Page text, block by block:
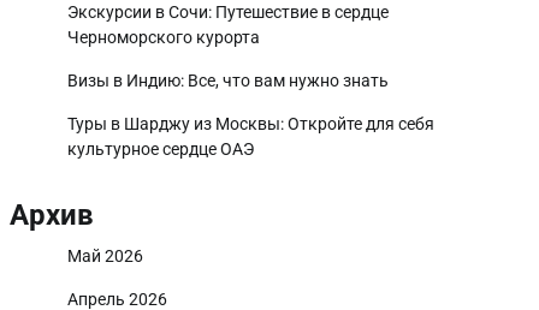
Экскурсии в Сочи: Путешествие в сердце
Черноморского курорта
Визы в Индию: Все, что вам нужно знать
Туры в Шарджу из Москвы: Откройте для себя
культурное сердце ОАЭ
Архив
Май 2026
Апрель 2026